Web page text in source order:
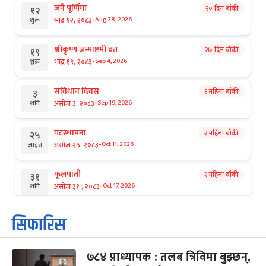
१२
शुक्र
जनै पूर्णिमा
भाद्र १२, २०८३-Aug 28, 2026
२० दिन बाँकी
१९
शुक्र
श्रीकृष्ण जन्माष्टमी व्रत
भाद्र १९, २०८३-Sep 4, 2026
२७ दिन बाँकी
३
शनि
संविधान दिवस
असोज ३, २०८३-Sep 19, 2026
१ महिना बाँकी
२५
आइत
घटस्थापना
असोज २५, २०८३-Oct 11, 2026
२ महिना बाँकी
३१
शनि
फूलपाती
असोज ३१ , २०८३-Oct 17, 2026
२ महिना बाँकी
१
आइत
कार्तिक सङ्क्रान्ति
कार्तिक १, २०८३
३ महानवमी २ महिना बाँकी
सिफारिस
७८४ प्राध्यापक : तलब त्रिविमा बुझ्छन्,